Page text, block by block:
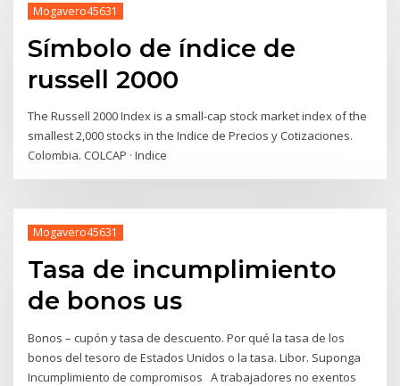
Mogavero45631
Símbolo de índice de
russell 2000
The Russell 2000 Index is a small-cap stock market index of the
smallest 2,000 stocks in the Indice de Precios y Cotizaciones.
Colombia. COLCAP · Indice
Mogavero45631
Tasa de incumplimiento
de bonos us
Bonos – cupón y tasa de descuento. Por qué la tasa de los
bonos del tesoro de Estados Unidos o la tasa. Libor. Suponga
Incumplimiento de compromisos A trabajadores no exentos